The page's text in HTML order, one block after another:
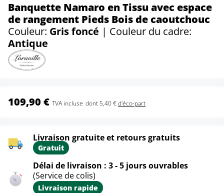
Banquette Namaro en Tissu avec espace
de rangement Pieds Bois de caoutchouc
Couleur: Gris foncé | Couleur du cadre:
Antique
109,90 € TVA incluse dont 5,40 €d'éco-part
Livraison gratuite et retours gratuits
Gratuit
Délai de livraison : 3 - 5 jours ouvrables
(Service de colis)
Livraison rapide